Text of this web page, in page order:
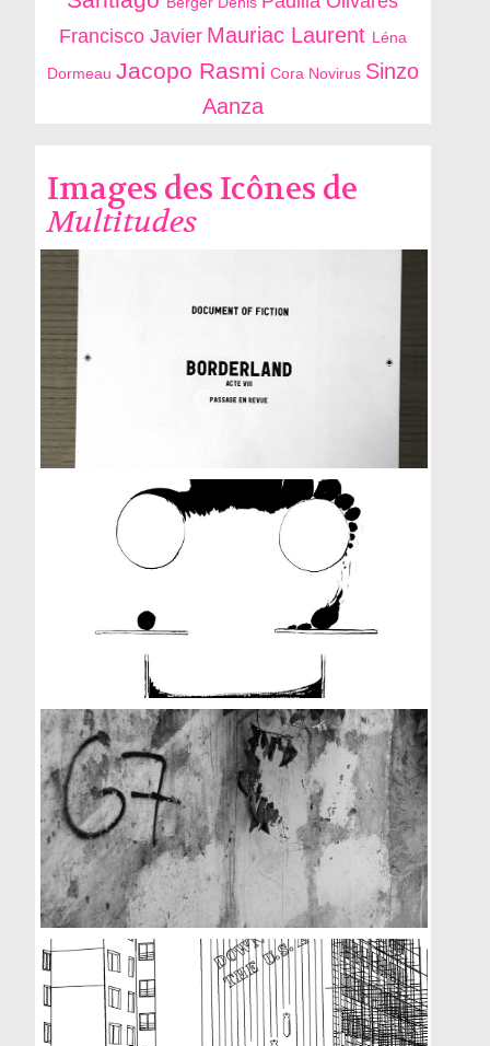
Francisco Javier Mauriac Laurent Léna
Dormeau Jacopo Rasmi Cora Novirus Sinzo
Aanza
Images des Icônes de
Multitudes